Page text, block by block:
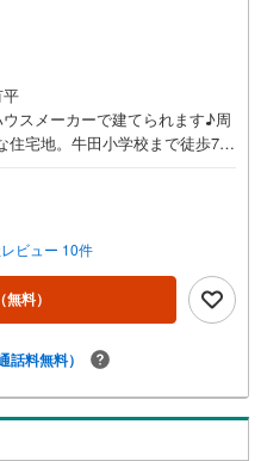
平
スメーカーで建てられます♪周
住宅地。牛田小学校まで徒歩7分
広告に載っていない物件もご紹
ろん廿日市から呉・東広島ま
「実際に自分自身が住む家を
では分かり難い物件の長所や
す。お気軽にお問い合わせ下さ
ンライン案内も可能です。お気軽
くのお客様に信頼と信用を頂
と心」これからもこの精神を大
させて頂きます。株式会社日
南区段原日出2丁目2-22-2F
ビュー 10件
（無料）
話料無料）